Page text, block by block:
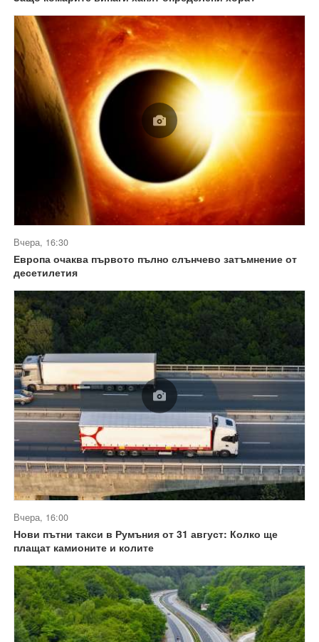
Вчера, 16:30
Европа очаква първото пълно слънчево затъмнение от
десетилетия
Вчера, 16:00
Нови пътни такси в Румъния от 31 август: Колко ще
плащат камионите и колите